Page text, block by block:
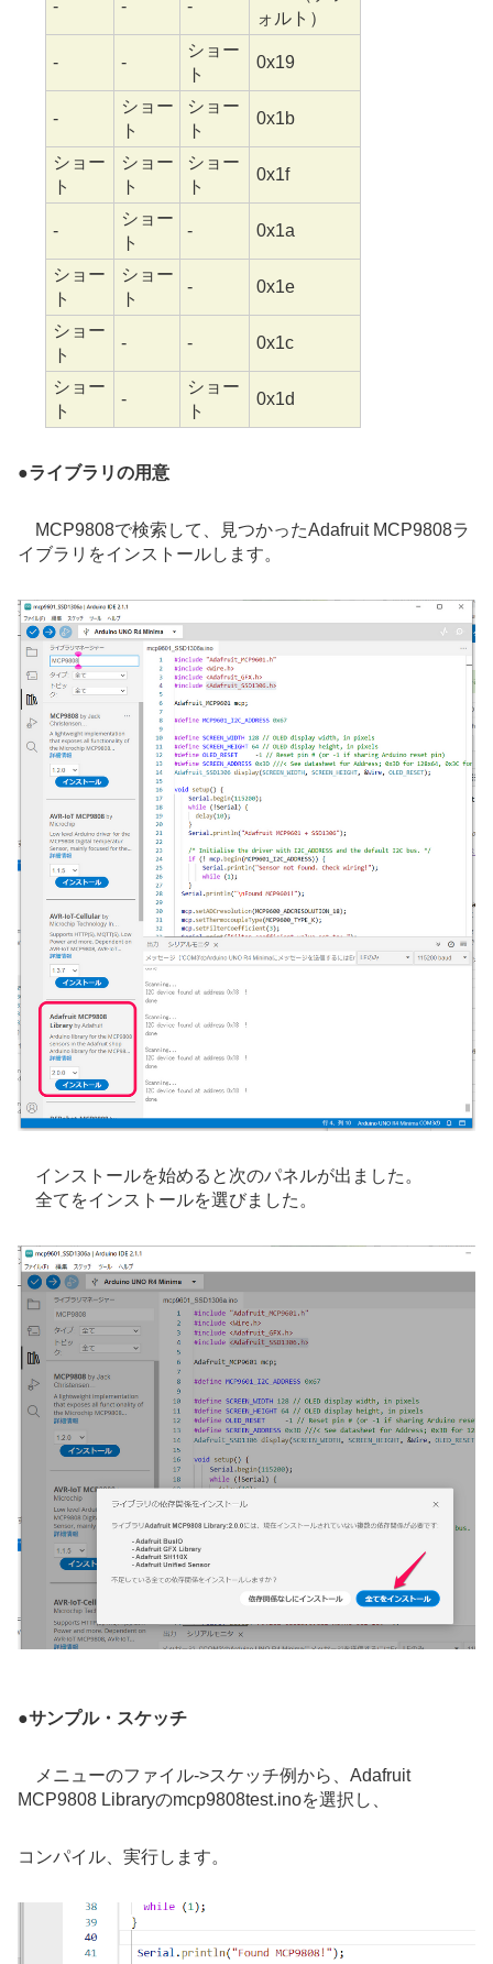
- - -
ォルト）
- -
ショー
ト
0x19
-
ショー
ト
ショー
ト
0x1b
ショー
ト
ショー
ト
ショー
ト
0x1f
-
ショー
ト
- 0x1a
ショー
ト
ショー
ト
- 0x1e
ショー
ト
- - 0x1c
ショー
ト
-
ショー
ト
0x1d
●ライブラリの用意
MCP9808で検索して、見つかったAdafruit MCP9808ラ
イブラリをインストールします。
インストールを始めると次のパネルが出ました。
全てをインストールを選びました。
●サンプル・スケッチ
メニューのファイル->スケッチ例から、Adafruit
MCP9808 Libraryのmcp9808test.inoを選択し、
コンパイル、実行します。